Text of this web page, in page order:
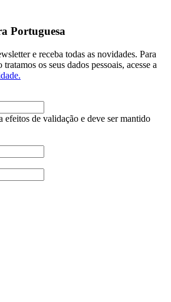
Portuguesa
e receba todas as novidades. Para
os seus dados pessoais, acesse a
efeitos de validação e deve ser mantido